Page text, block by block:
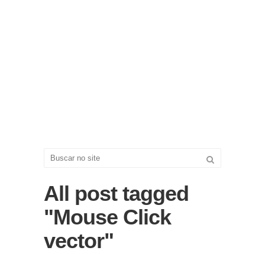
All post tagged
"Mouse Click
vector"